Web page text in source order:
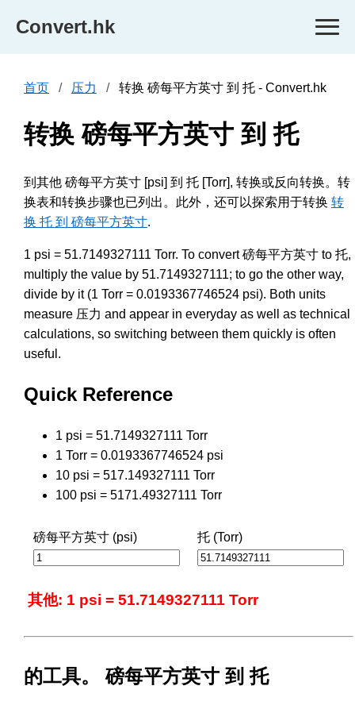
Convert.hk
首页 压力 转换 磅每平方英寸 到 托 - Convert.hk
转换 磅每平方英寸 到 托
到其他 磅每平方英寸 [psi] 到 托 [Torr], 转换或反向转换。转
换表和转换步骤也已列出。此外，还可以探索用于转换 转
换 托 到 磅每平方英寸.
1 psi = 51.7149327111 Torr. To convert 磅每平方英寸 to 托,
multiply the value by 51.7149327111; to go the other way,
divide by it (1 Torr = 0.0193367746524 psi). Both units
measure 压力 and appear in everyday as well as technical
calculations, so switching between them quickly is often
useful.
Quick Reference
1 psi = 51.7149327111 Torr
1 Torr = 0.0193367746524 psi
10 psi = 517.149327111 Torr
100 psi = 5171.49327111 Torr
磅每平方英寸 (psi) 托 (Torr)
其他: 1 psi = 51.7149327111 Torr
的工具。 磅每平方英寸 到 托